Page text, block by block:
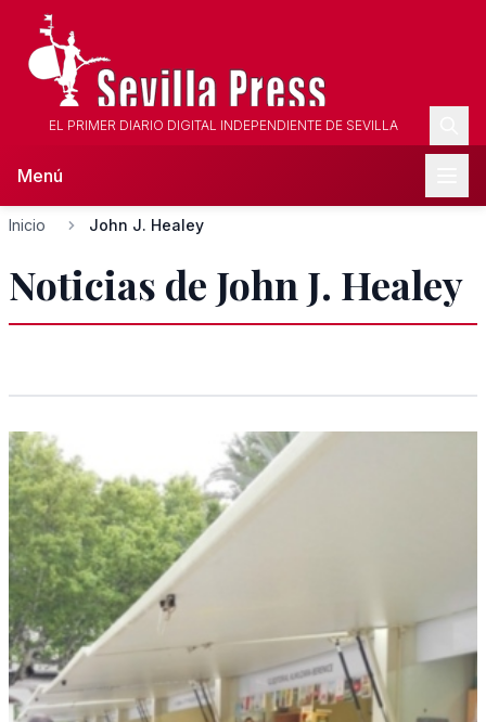
EL PRIMER DIARIO DIGITAL INDEPENDIENTE DE SEVILLA
Menú
Inicio John J. Healey
Noticias de John J. Healey